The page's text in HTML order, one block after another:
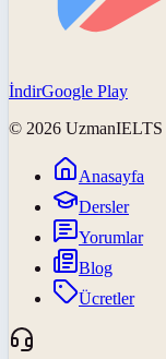
İndirGoogle Play
© 2026 UzmanIELTS
Anasayfa
Dersler
Yorumlar
Blog
Ücretler